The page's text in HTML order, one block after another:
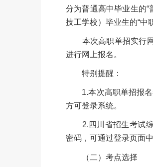
分为普通高中毕业生的
技工学校）毕业生的“中职
本次高职单招实行网
进行网上报名。
特别提醒：
1.本次高职单招报名
方可登录系统。
2.四川省招生考试综
密码，可通过登录页面
（二）考点选择